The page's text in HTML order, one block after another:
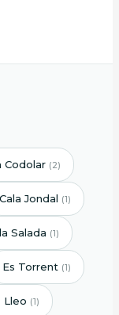
Codolar (2)
Cala Jondal (1)
Salada (1)
Es Torrent (1)
Lleo (1)